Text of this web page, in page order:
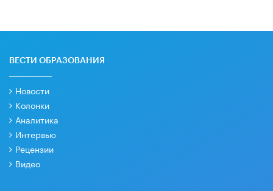
ВЕСТИ ОБРАЗОВАНИЯ
Новости
Колонки
Аналитика
Интервью
Рецензии
Видео